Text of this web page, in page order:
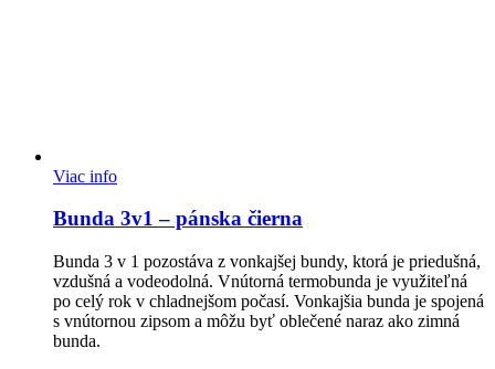
Viac info
Bunda 3v1 – pánska čierna
Bunda 3 v 1 pozostáva z vonkajšej bundy, ktorá je priedušná,
vzdušná a vodeodolná. Vnútorná termobunda je využiteľná
po celý rok v chladnejšom počasí. Vonkajšia bunda je spojená
s vnútornou zipsom a môžu byť oblečené naraz ako zimná
bunda.